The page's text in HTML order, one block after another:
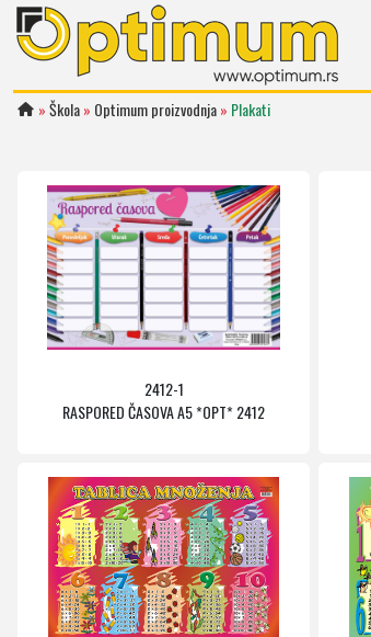
»Škola» Optimum proizvodnja» Plakati
2412-1
RASPORED ČASOVA A5 *OPT* 2412